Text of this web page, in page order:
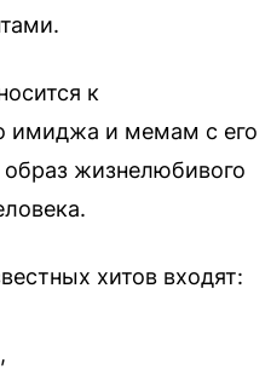
к
имиджа и мемам с его
жизнелюбивого
хитов входят: